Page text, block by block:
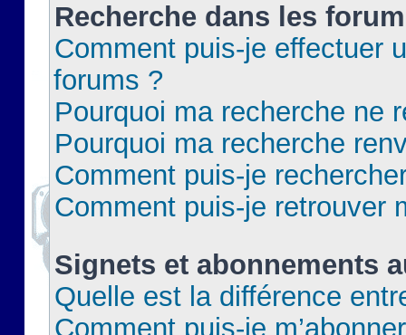
Recherche dans les
Comment puis-je effectuer
forums ?
Pourquoi ma recherche ne
Pourquoi ma recherche
Comment puis-je
Comment puis-je retrouver
Signets et abonnements
Quelle est la différence
Comment puis-je